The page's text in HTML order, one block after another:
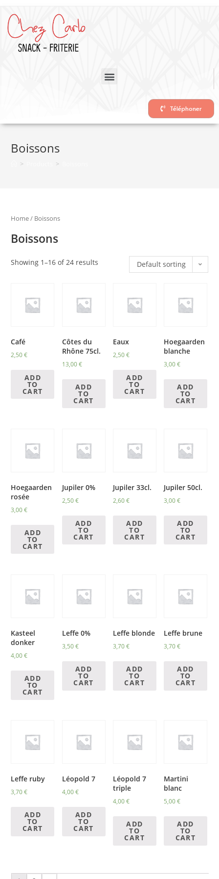
Téléphoner
Boissons
> >
Home/ Boissons
Boissons
Showing 1–16 of 24 results Default sorting
Café
2,50€
ADD
TO
CART
Côtes du
Rhône 75cl.
13,00€
ADD
TO
CART
Eaux
2,50€
ADD
TO
CART
Hoegaarden
blanche
3,00€
ADD
TO
CART
Hoegaarden
rosée
3,00€
ADD
TO
CART
Jupiler 0%
2,50€
ADD
TO
CART
Jupiler 33cl.
2,60€
ADD
TO
CART
Jupiler 50cl.
3,00€
ADD
TO
CART
Kasteel
donker
4,00€
ADD
TO
CART
Leffe 0%
3,50€
ADD
TO
CART
Leffe blonde
3,70€
ADD
TO
CART
Leffe brune
3,70€
ADD
TO
CART
Leffe ruby
3,70€
ADD
TO
CART
Léopold 7
4,00€
ADD
TO
CART
Léopold 7
triple
4,00€
ADD
TO
CART
Martini
blanc
5,00€
ADD
TO
CART